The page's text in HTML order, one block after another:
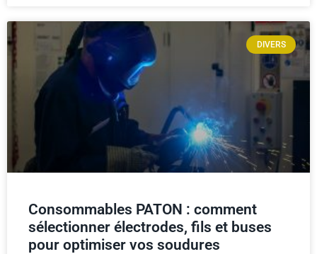
DIVERS
Consommables PATON : comment
sélectionner électrodes, fils et buses
pour optimiser vos soudures